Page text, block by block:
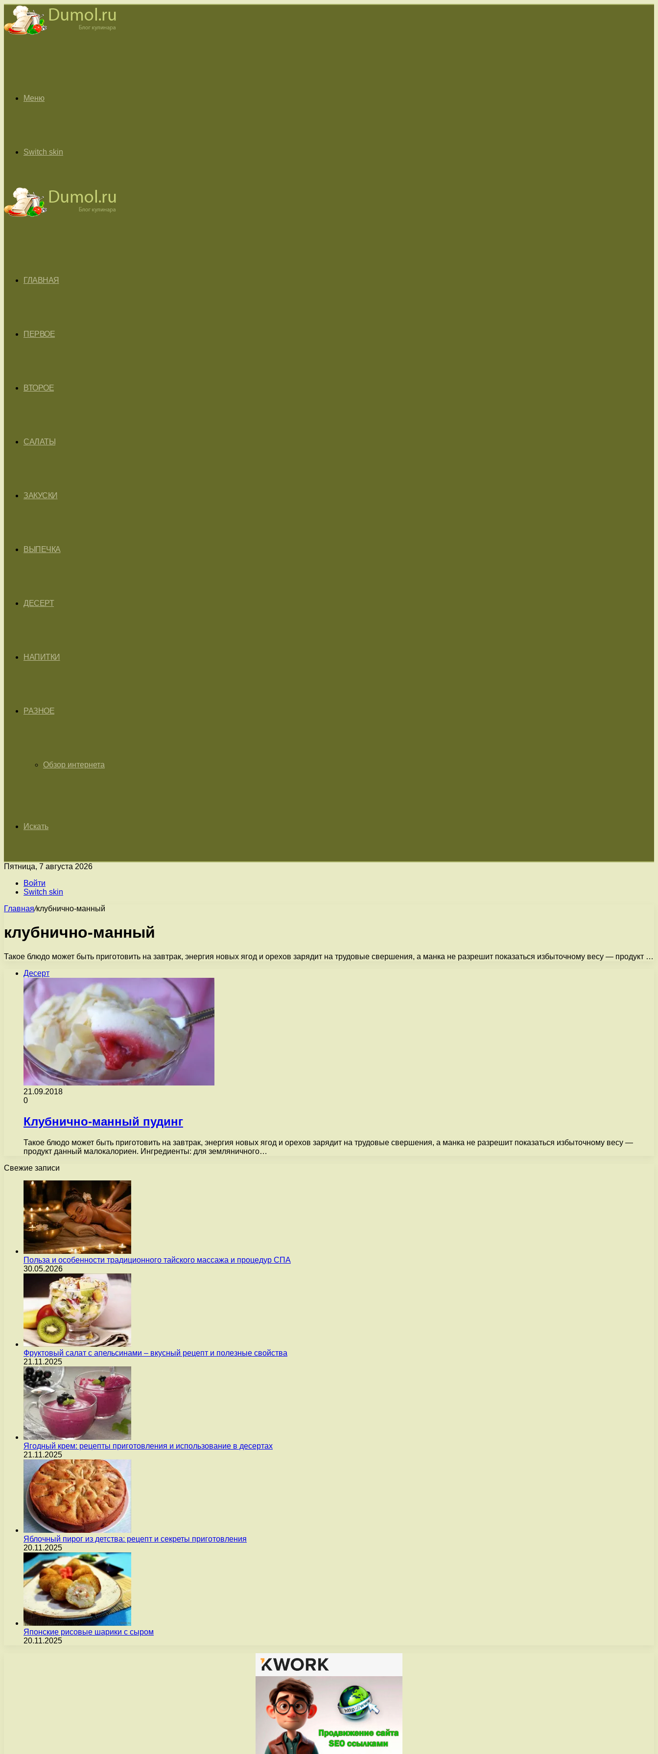
Меню
Switch skin
ГЛАВНАЯ
ПЕРВОЕ
ВТОРОЕ
САЛАТЫ
ЗАКУСКИ
ВЫПЕЧКА
ДЕСЕРТ
НАПИТКИ
РАЗНОЕ
Обзор интернета
Искать
Пятница, 7 августа 2026
Войти
Switch skin
Главная/клубнично-манный
клубнично-манный
Такое блюдо может быть приготовить на завтрак, энергия новых ягод и орехов зарядит на трудовые свершения, а манка не разрешит показаться избыточному весу — продукт …
Десерт
21.09.2018
0
Клубнично-манный пудинг
Такое блюдо может быть приготовить на завтрак, энергия новых ягод и орехов зарядит на трудовые свершения, а манка не разрешит показаться избыточному весу —
продукт данный малокалориен. Ингредиенты: для земляничного…
Свежие записи
Польза и особенности традиционного тайского массажа и процедур СПА
30.05.2026
Фруктовый салат с апельсинами – вкусный рецепт и полезные свойства
21.11.2025
Ягодный крем: рецепты приготовления и использование в десертах
21.11.2025
Яблочный пирог из детства: рецепт и секреты приготовления
20.11.2025
Японские рисовые шарики с сыром
20.11.2025